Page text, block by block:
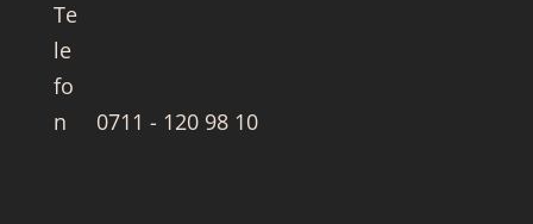
0711 - 120 98 10